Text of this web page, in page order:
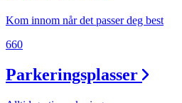
Kom innom når det passer deg best
660
Parkeringsplasser